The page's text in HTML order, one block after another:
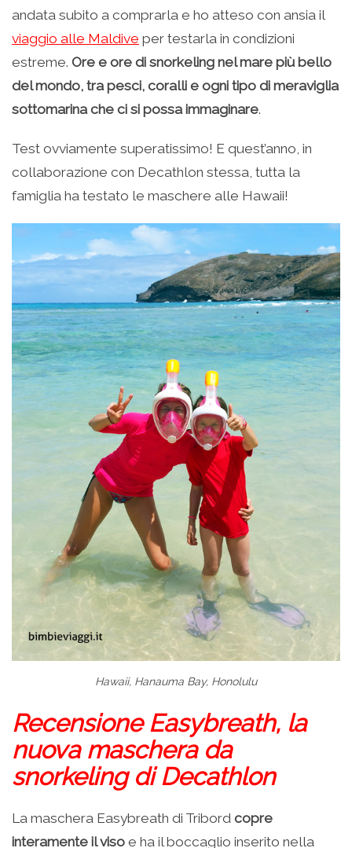
andata subito a comprarla e ho atteso con ansia il
viaggio alle Maldive per testarla in condizioni
estreme. Ore e ore di snorkeling nel mare più bello
del mondo, tra pesci, coralli e ogni tipo di meraviglia
sottomarina che ci si possa immaginare.
Test ovviamente superatissimo! E quest’anno, in
collaborazione con Decathlon stessa, tutta la
famiglia ha testato le maschere alle Hawaii!
Hawaii, Hanauma Bay, Honolulu
Recensione Easybreath, la
nuova maschera da
snorkeling di Decathlon
La maschera Easybreath di Tribord copre
interamente il viso e ha il boccaglio inserito nella